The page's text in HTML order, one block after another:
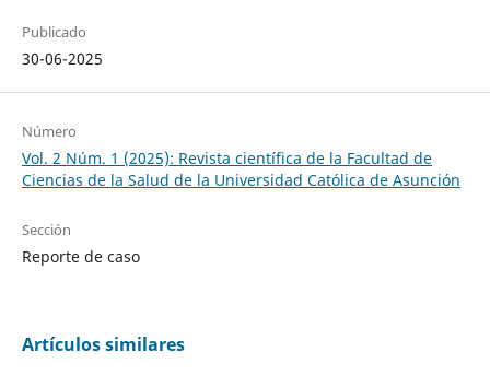
Publicado
30-06-2025
Número
Vol. 2 Núm. 1 (2025): Revista científica de la Facultad de
Ciencias de la Salud de la Universidad Católica de Asunción
Sección
Reporte de caso
Artículos similares